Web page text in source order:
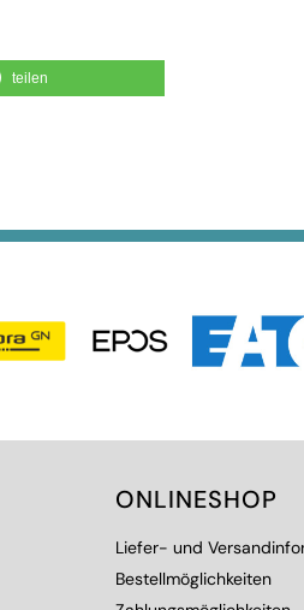
teilen
ONLINESHOP
Liefer- und
Bestellmöglichkeiten